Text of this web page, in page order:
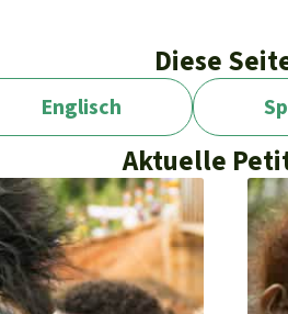
Diese
Englisch
Aktuelle